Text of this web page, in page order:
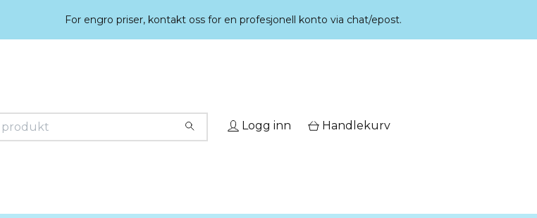
For engro priser, kontakt oss for en profesjonell konto via chat/epost.
Logg inn Handlekurv